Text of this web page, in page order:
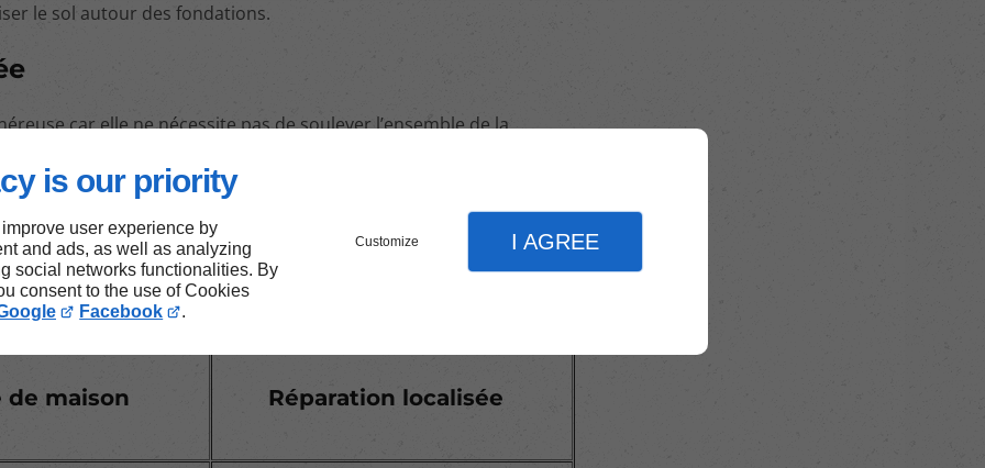
is our priority
user experience by
and ads, as well as analyzing
social networks functionalities. By
consent to the use of Cookies
Facebook .
Customize I AGREE
le sol autour des fondations.
car elle ne nécessite pas de soulever l’ensemble de la
être réalisées en peu de temps, limitant ainsi les
conserver l’intégrité esthétique de la maison, sans modifications
de maison Réparation localisée